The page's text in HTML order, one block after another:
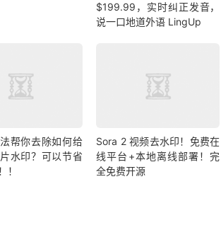
$199.99，实时纠正发音，
说一口地道外语 LingUp
帮你去除如何给
水印？可以节省
！
Sora 2 视频去水印！免费在
线平台+本地离线部署！完
全免费开源